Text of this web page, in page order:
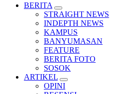
BERITA
STRAIGHT NEWS
INDEPTH NEWS
KAMPUS
BANYUMASAN
FEATURE
BERITA FOTO
SOSOK
ARTIKEL
OPINI